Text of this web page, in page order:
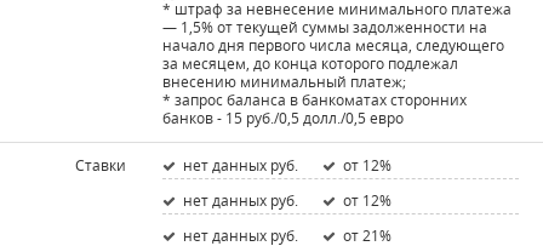
* штраф за невнесение минимального платежа
— 1,5% от текущей суммы задолженности на
начало дня первого числа месяца, следующего
за месяцем, до конца которого подлежал
внесению минимальный платеж;
* запрос баланса в банкоматах сторонних
банков - 15 руб./0,5 долл./0,5 евро
Ставки нет данных руб.
от 12%
нет данных руб.
от 12%
нет данных руб.
от 21%